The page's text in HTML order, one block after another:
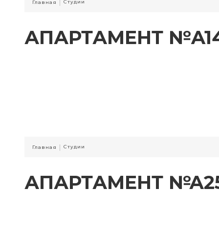
Главная | Студии
АПАРТАМЕНТ
Главная | Студии
АПАРТАМЕНТ